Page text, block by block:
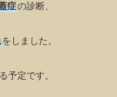
症の診断、
をしました。
予定です。